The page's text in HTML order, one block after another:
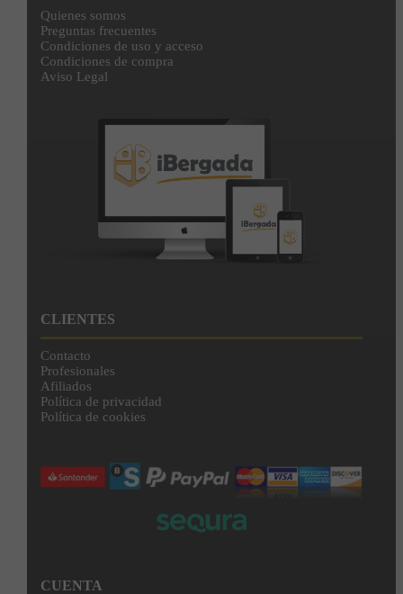
Quienes somos
Preguntas frecuentes
Condiciones de uso y acceso
Condiciones de compra
Aviso Legal
CLIENTES
Contacto
Profesionales
Afiliados
Política de privacidad
Política de cookies
CUENTA